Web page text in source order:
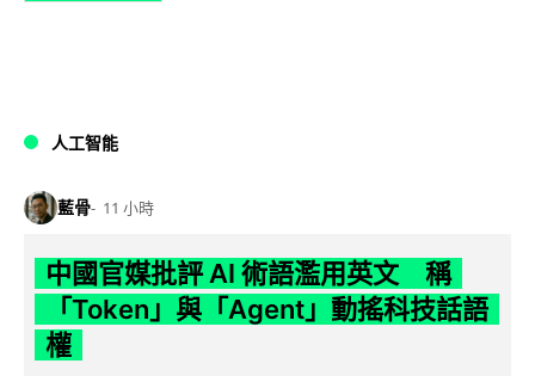
人工智能
藍骨 11 小時
中國官媒批評 AI 術語濫用英文 稱
「Token」與「Agent」動搖科技話語
權